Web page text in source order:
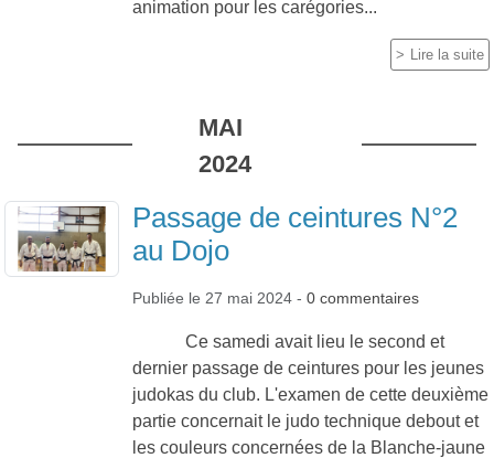
animation pour les carégories...
Lire la suite
MAI
2024
Passage de ceintures N°2
au Dojo
Publiée le 27 mai 2024 - 0 commentaires
Ce samedi avait lieu le second et
dernier passage de ceintures pour les jeunes
judokas du club. L'examen de cette deuxième
partie concernait le judo technique debout et
les couleurs concernées de la Blanche-jaune